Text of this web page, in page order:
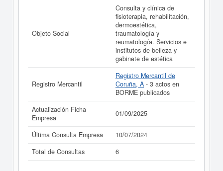
de A&A PARDAL FISIOTERAPIA Y REHABILITACION
SL. y consultar los resultados de sus años de actividad,
así como los balances y cuentas de resultados
disponibles.
La última actualización del informe de empresa se ha
realizado el 01/09/2025.
Objeto Social
Consulta y clínica de
fisioterapia, rehabilitación,
dermoestética,
traumatología y
reumatología. Servicios e
institutos de belleza y
gabinete de estética
Registro Mercantil
Registro Mercantil de
Coruña, A - 3 actos en
BORME publicados
Actualización Ficha
Empresa
01/09/2025
Última Consulta Empresa
10/07/2024
Total de Consultas
6